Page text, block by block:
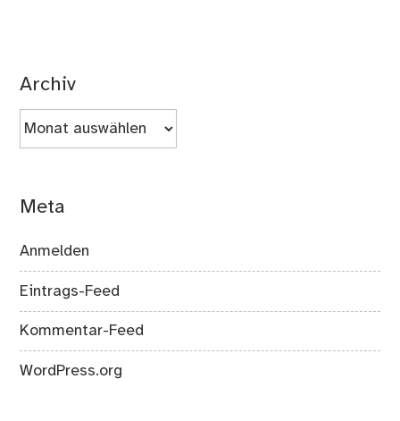
Archiv
Archiv
Meta
Anmelden
Eintrags-Feed
Kommentar-Feed
WordPress.org